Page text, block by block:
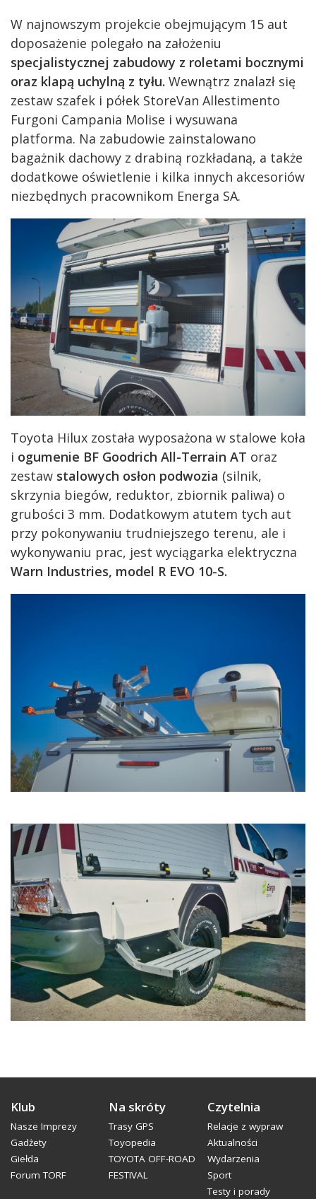
W najnowszym projekcie obejmującym 15 aut
doposażenie polegało na założeniu
specjalistycznej zabudowy z roletami bocznymi
oraz klapą uchylną z tyłu. Wewnątrz znalazł się
zestaw szafek i półek StoreVan Allestimento
Furgoni Campania Molise i wysuwana
platforma. Na zabudowie zainstalowano
bagażnik dachowy z drabiną rozkładaną, a także
dodatkowe oświetlenie i kilka innych akcesoriów
niezbędnych pracownikom Energa SA.
Toyota Hilux została wyposażona w stalowe koła
i ogumenie BF Goodrich All-Terrain AT oraz
zestaw stalowych osłon podwozia (silnik,
skrzynia biegów, reduktor, zbiornik paliwa) o
grubości 3 mm. Dodatkowym atutem tych aut
przy pokonywaniu trudniejszego terenu, ale i
wykonywaniu prac, jest wyciągarka elektryczna
Warn Industries, model R EVO 10-S.
Klub
Nasze Imprezy
Gadżety
Giełda
Forum TORF
Na skróty
Trasy GPS
Toyopedia
TOYOTA OFF-ROAD
FESTIVAL
Czytelnia
Relacje z wypraw
Aktualności
Wydarzenia
Sport
Testy i porady